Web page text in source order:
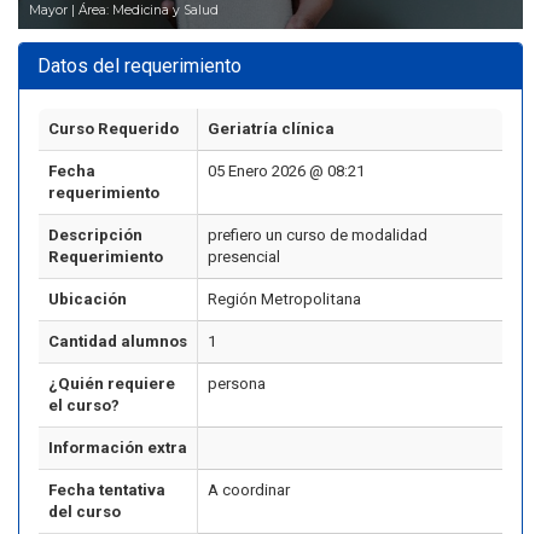
Mayor | Área: Medicina y Salud
Datos del requerimiento
Curso Requerido Geriatría clínica
Fecha
requerimiento
05 Enero 2026 @ 08:21
Descripción
Requerimiento
prefiero un curso de modalidad
presencial
Ubicación Región Metropolitana
Cantidad alumnos 1
¿Quién requiere
el curso?
persona
Información extra
Fecha tentativa
del curso
A coordinar